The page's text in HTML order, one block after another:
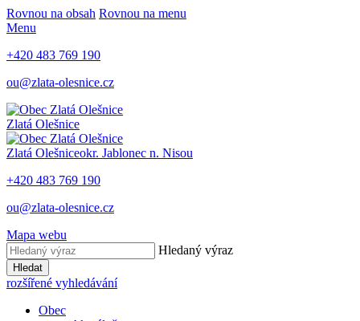
Rovnou na obsah Rovnou na menu
Menu
+420 483 769 190
ou@zlata-olesnice.cz
Zlatá Olešnice
Zlatá Olešniceokr. Jablonec n. Nisou
+420 483 769 190
ou@zlata-olesnice.cz
Mapa webu
Hledaný výraz
Hledat
rozšířené vyhledávání
Obec